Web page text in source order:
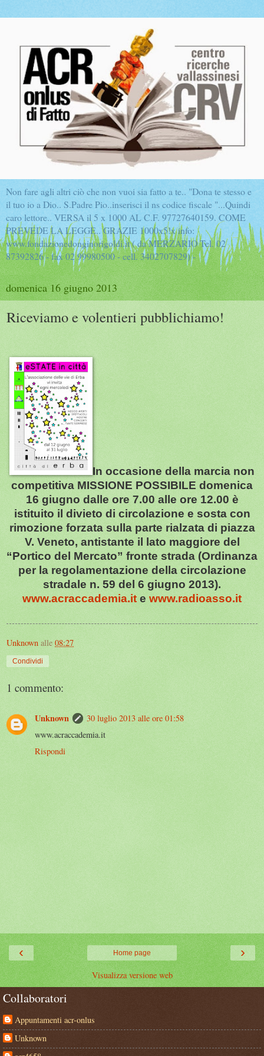
Non fare agli altri ciò che non vuoi sia fatto a te.. "Dona te stesso e
il tuo io a Dio.. S.Padre Pio..inserisci il ns codice fiscale "...Quindi
caro lettore.. VERSA il 5 x 1000 AL C.F. 97727640159. COME
PREVEDE LA LEGGE.. GRAZIE 1000x5!x info:
www.fondazionedonginorigoldi.it ( da MERZARIO Tel. 02
87392826 - fax 02 99980500 - cell. 3402707829) -
domenica 16 giugno 2013
Riceviamo e volentieri pubblichiamo!
In occasione della marcia non
competitiva MISSIONE POSSIBILE domenica
16 giugno dalle ore 7.00 alle ore 12.00 è
istituito il divieto di circolazione e sosta con
rimozione forzata sulla parte rialzata di piazza
V. Veneto, antistante il lato maggiore del
“Portico del Mercato” fronte strada (Ordinanza
per la regolamentazione della circolazione
stradale n. 59 del 6 giugno 2013).
www.acraccademia.ite www.radioasso.it
Unknown alle 08:27
Condividi
1 commento:
Unknown
30 luglio 2013 alle ore 01:58
www.acraccademia.it
Rispondi
‹ ›
Home page
Visualizza versione web
Collaboratori
Appuntamenti acr-onlus
Unknown